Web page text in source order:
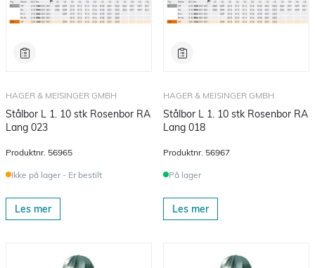
HAGER & MEISINGER GMBH
Stålbor L 1. 10 stk Rosenbor RA
Lang 023
Produktnr. 56965
Ikke på lager - Er bestilt
Les mer
HAGER & MEISINGER GMBH
Stålbor L 1. 10 stk Rosenbor RA
Lang 018
Produktnr. 56967
På lager
Les mer